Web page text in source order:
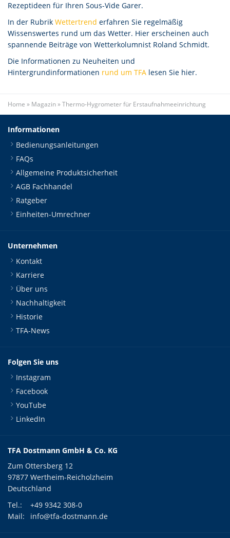
Rezeptideen für Ihren Sous-Vide Garer.
In der Rubrik Wettertrend erfahren Sie regelmäßig
Wissenswertes rund um das Wetter. Hier erscheinen auch
spannende Beiträge von Wetterkolumnist Roland Schmidt.
Die Informationen zu Neuheiten und
Hintergrundinformationen rund um TFA lesen Sie hier.
Home » Magazin»Thermo-Hygrometer für Erstaufnahmeeinrichtung
Informationen
Bedienungsanleitungen
FAQs
Allgemeine Produktsicherheit
AGB Fachhandel
Ratgeber
Einheiten-Umrechner
Unternehmen
Kontakt
Karriere
Über uns
Nachhaltigkeit
Historie
TFA-News
Folgen Sie uns
Instagram
Facebook
YouTube
LinkedIn
TFA Dostmann GmbH & Co. KG
Zum Ottersberg 12
97877 Wertheim-Reicholzheim
Deutschland
Tel.:
+49 9342 308-0
Mail:
info@tfa-dostmann.de